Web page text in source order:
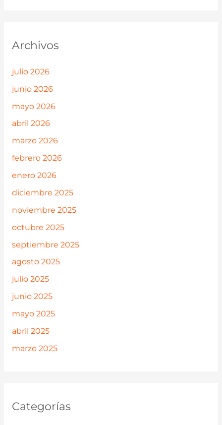
Archivos
julio 2026
junio 2026
mayo 2026
abril 2026
marzo 2026
febrero 2026
enero 2026
diciembre 2025
noviembre 2025
octubre 2025
septiembre 2025
agosto 2025
julio 2025
junio 2025
mayo 2025
abril 2025
marzo 2025
Categorías